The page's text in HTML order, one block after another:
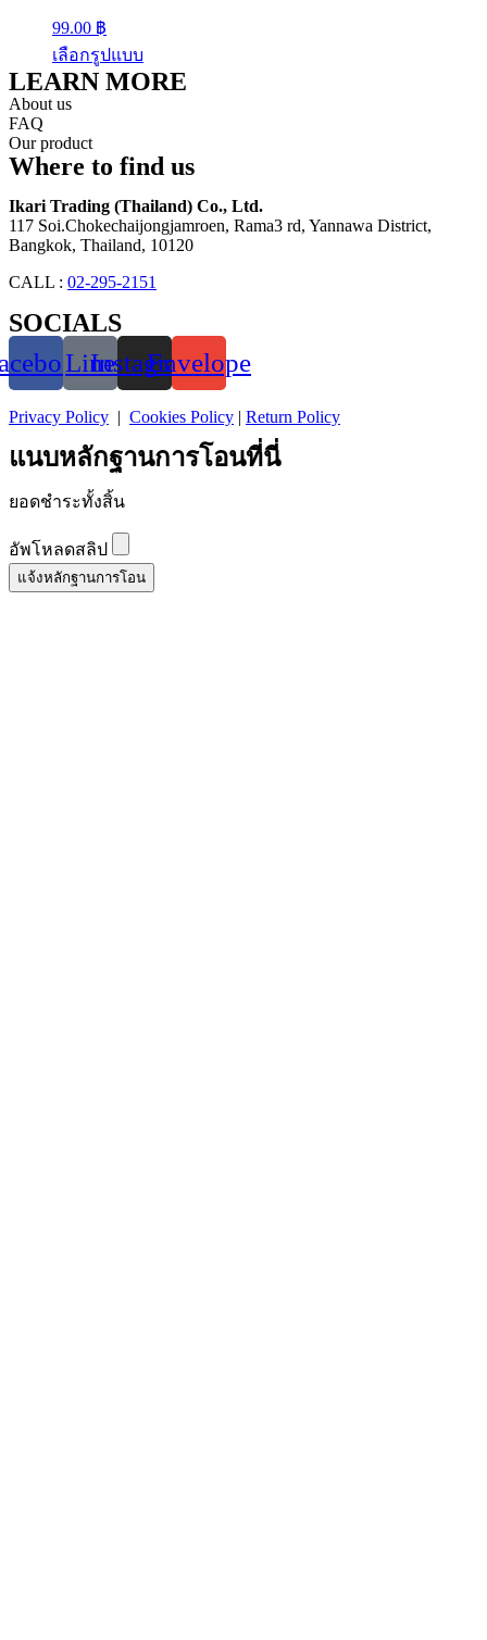
99.00 ฿
เลือกรูปแบบ
LEARN MORE
About us
FAQ
Our product
Where to find us
Ikari Trading (Thailand) Co., Ltd.
117 Soi.Chokechaijongjamroen, Rama3 rd, Yannawa District,
Bangkok, Thailand, 10120
CALL : 02-295-2151
SOCIALS
LineInstagramEnvelope
Privacy Policy | Cookies Policy | Return Policy
แนบหลักฐานการโอนที่นี่
ยอดชำระทั้งสิ้น
อัพโหลดสลิป
แจ้งหลักฐานการโอน